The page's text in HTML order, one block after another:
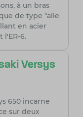
à un bras
de type "aile
en acier
l'ER-6.
Versys
650 incarne
sur deux